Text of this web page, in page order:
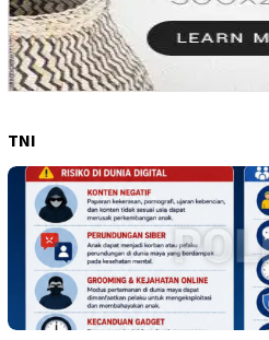
TNI